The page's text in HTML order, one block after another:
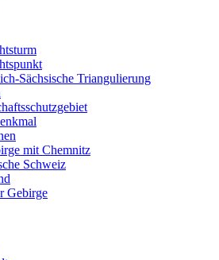
Sächsische Triangulierung
mit Chemnitz
Schweiz
Gebirge